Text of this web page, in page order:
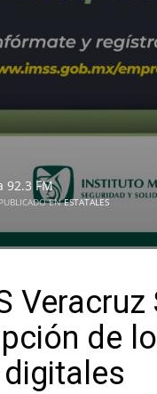
92.3 FM
PUBLICADO ENESTATALES
de